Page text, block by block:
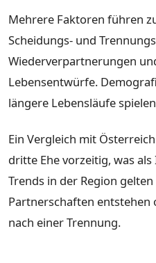
Mehrere Faktoren führen
Scheidungs- und
Wiederverpartnerungen
Lebensentwürfe.
längere Lebensläufe
Ein Vergleich mit
dritte Ehe vorzeitig, was
Trends in der Region
Partnerschaften entstehen
nach einer Trennung.